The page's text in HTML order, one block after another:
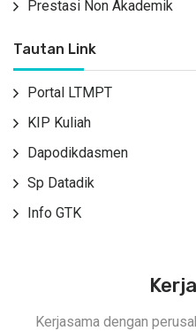
Prestasi Non Akademik
Tautan Link
Portal LTMPT
KIP Kuliah
Dapodikdasmen
Sp Datadik
Info GTK
Kerjasama dengan